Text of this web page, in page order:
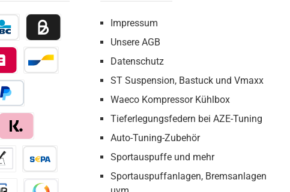
CBC Payment
Billie / Kauf auf Rechnung
Direct Net
Bancontact
bezahlen
Impressum
Unsere AGB
Datenschutz
ST Suspension, Bastuck und Vmaxx
Waeco Kompressor Kühlbox
Tieferlegungsfedern bei AZE-Tuning
Auto-Tuning-Zubehör
Sportauspuffe und mehr
Sportauspuffanlagen, Bremsanlagen